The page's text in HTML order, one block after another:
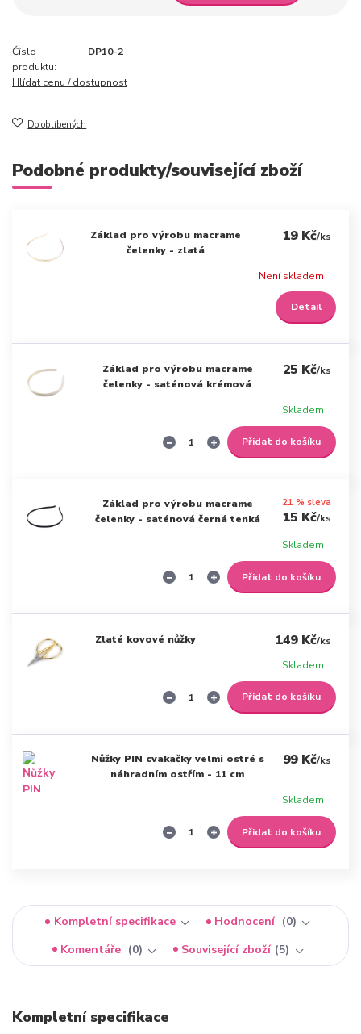
Číslo
produktu:
DP10-2
Hlídat cenu / dostupnost
Do oblíbených
Podobné produkty/související zboží
Základ pro výrobu macrame
čelenky - zlatá
19 Kč/ks
Není skladem
Detail
Základ pro výrobu macrame
čelenky - saténová krémová
25 Kč/ks
Skladem
Přidat do košíku
Základ pro výrobu macrame
čelenky - saténová černá tenká
21 % sleva
15 Kč/ks
Skladem
Přidat do košíku
Zlaté kovové nůžky 149 Kč/ks
Skladem
Přidat do košíku
Nůžky PIN cvakačky velmi ostré s
náhradním ostřím - 11 cm
99 Kč/ks
Skladem
Přidat do košíku
Kompletní specifikace Hodnocení
0
Komentáře
0 Související zboží 5
Kompletní specifikace